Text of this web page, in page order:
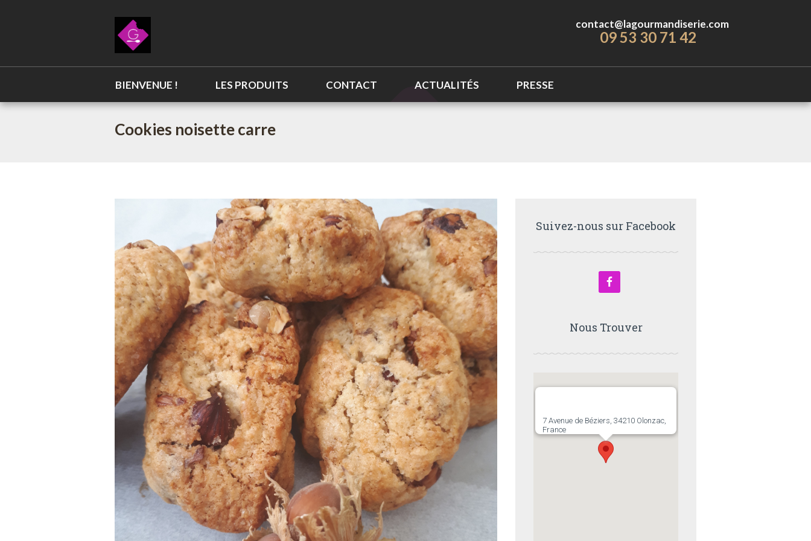
contact@lagourmandiserie.com
09 53 30 71 42
BIENVENUE ! LES PRODUITS CONTACT ACTUALITÉS PRESSE
Cookies noisette carre
Suivez-nous sur Facebook
Nous Trouver
7 Avenue de Béziers, 34210 Olonzac,
France